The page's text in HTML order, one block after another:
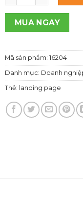
MUA NGAY
Mã sản phẩm: 16204
Danh mục: Doanh
Thẻ: landing page